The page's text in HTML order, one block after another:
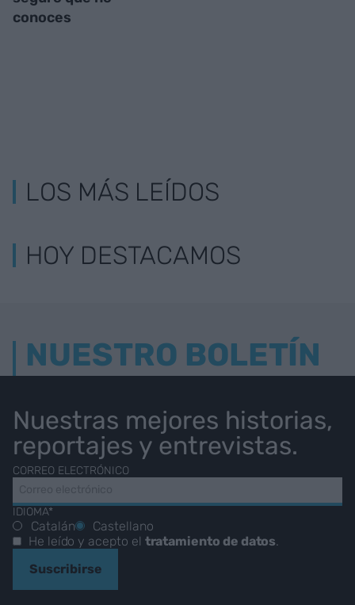
conoces
LOS MÁS LEÍDOS
HOY DESTACAMOS
NUESTRO BOLETÍN
Nuestras mejores historias,
reportajes y entrevistas.
CORREO ELECTRÓNICO
IDIOMA*
Catalán
Castellano
He leído y acepto el tratamiento de datos.
Suscribirse